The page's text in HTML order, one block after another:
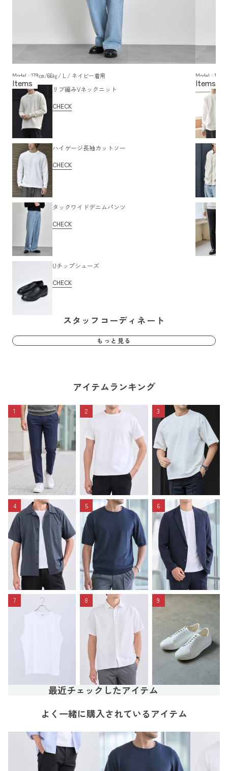
Model : 179㎝/66㎏/ L / ネイビー着用
リブ編みVネックニット
CHECK
ハイゲージ長袖カットソー
CHECK
タックワイドデニムパンツ
CHECK
Uチップシューズ
CHECK
Model : 179
スタッフコーディネート
もっと見る
アイテムランキング
1 2 3
4 5 6
7 8 9
最近チェックしたアイテム
よく一緒に購入されているアイテム